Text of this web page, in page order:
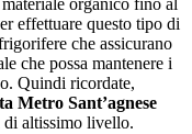
organico fino al
effettuare questo tipo di
che assicurano
che possa mantenere i
Quindi ricordate,
Metro Sant’agnese
di altissimo livello.